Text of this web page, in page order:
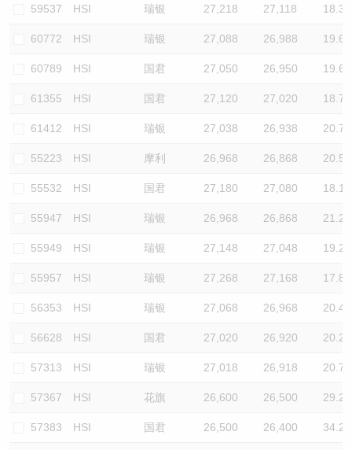
59537 HSI 瑞银 27,218 27,118 18.3
60772 HSI 瑞银 27,088 26,988 19.6
60789 HSI 国君 27,050 26,950 19.6
61355 HSI 国君 27,120 27,020 18.7
61412 HSI 瑞银 27,038 26,938 20.7
55223 HSI 摩利 26,968 26,868 20.5
55532 HSI 国君 27,180 27,080 18.1
55947 HSI 瑞银 26,968 26,868 21.2
55949 HSI 瑞银 27,148 27,048 19.2
55957 HSI 瑞银 27,268 27,168 17.8
56353 HSI 瑞银 27,068 26,968 20.4
56628 HSI 国君 27,020 26,920 20.2
57313 HSI 瑞银 27,018 26,918 20.7
57367 HSI 花旗 26,600 26,500 29.2
57383 HSI 国君 26,500 26,400 34.2